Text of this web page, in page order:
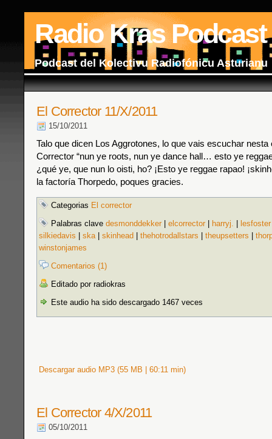
Radio Kras Podcast
Podcast del Kolectivu Radiofónicu Asturianu
El Corrector 11/X/2011
15/10/2011
Talo que dicen Los Aggrotones, lo que vais escuchar nesta
Corrector “nun ye roots, nun ye dance hall… esto ye
¿qué ye, que nun lo oisti, ho? ¡Esto ye reggae rapao!
la factoría Thorpedo, poques gracies.
Categorias El corrector
Palabras clave desmonddekker elcorrector harryj. lesfoster
silkiedavis
ska| skinhead thehotrodallstars theupsetters
winstonjames
Comentarios (1)
Editado por radiokras
Este audio ha sido descargado 1467 veces
Descargar audio MP3 (55 MB | 60:11 min)
El Corrector 4/X/2011
05/10/2011